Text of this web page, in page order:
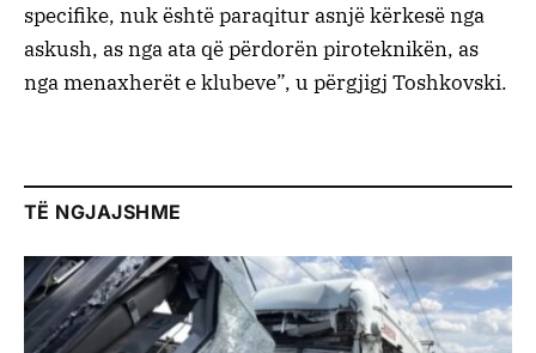
specifike, nuk është paraqitur asnjë kërkesë nga
askush, as nga ata që përdorën piroteknikën, as
nga menaxherët e klubeve”, u përgjigj Toshkovski.
TË NGJAJSHME